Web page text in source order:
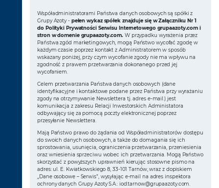
Współadministratorami Państwa danych osobowych są spółki z
Grupy Azoty - pełen wykaz spółek znajduje się w Załączniku Nr 1
do Polityki Prywatności Serwisu Internetowego grupaazoty.com i
stron w domenie grupaazoty.com. W przypadku wyrażenia przez
Państwa zgód marketingowych, mogą Państwo wycofać zgodę w
każdym czasie poprzez kontakt z Administratorem w sposób
wskazany poniżej, przy czym wycofanie zgody nie ma wpływu na
zgodność z prawem przetwarzania dokonanego przed jej
wycofaniem.
Celem przetwarzania Państwa danych osobowych (dane
identyfikacyjne i kontaktowe podane przez Państwa przy wyrażaniu
zgody na otrzymywanie Newslettera tj. adres e-mail.) jest
komunikacja z zakresu Relacji Inwestorskich Administatora
odbywający się za pomocą poczty elektronicznej poprzez
przesyłanie Newslettera.
Mają Państwo prawo do żądania od Współadministratorów dostępu
do swoich danych osobowych, a także do domagania się ich
sprostowania, usunięcia, ograniczenia przetwarzania, przeniesienia
oraz wniesienia sprzeciwu wobec ich przetwarzania. Mogą Państwo
skorzystać z powyższych uprawnień kierując stosowne pismo na
adres: ul. E. Kwiatkowskiego 8, 33-101 Tarnów, wraz z dopiskiem
„Dane osobowe – Serwis”, wysyłając e-mail na adres inspektora
ochrony danych Grupy Azoty S.A.: iod.tarnow@grupaazoty.com.